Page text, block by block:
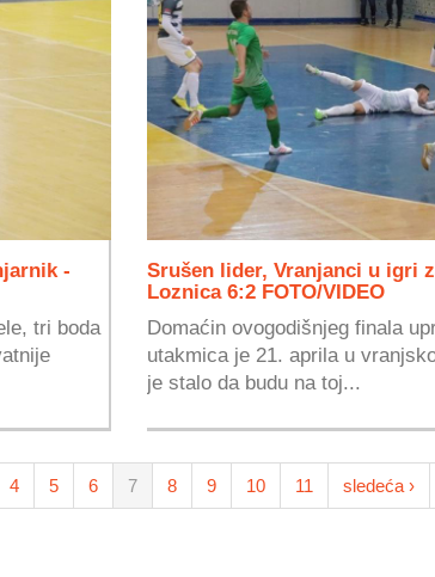
-
tri boda
Srušen lider, Vranjanci u igri
Loznica 6:2 FOTO/VIDEO
Domaćin ovogodišnjeg finala
utakmica je 21. aprila u
je stalo da budu na toj...
4 5 6 7 8 9 10 11 sledeća ›